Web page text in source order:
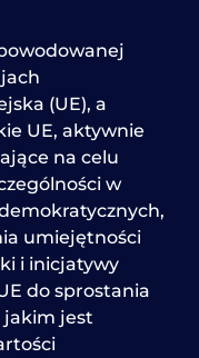
(UE), a
UE, aktywnie
na celu
w
umiejętności
i inicjatywy
do sprostania
jakim jest